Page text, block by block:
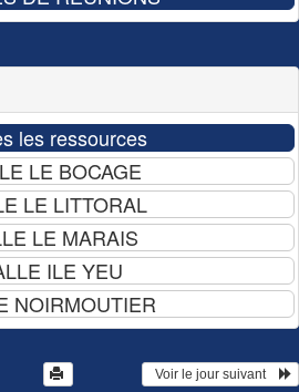
  Voir le jour suivant